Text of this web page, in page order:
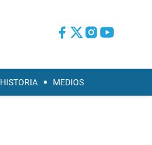
HISTORIA MEDIOS